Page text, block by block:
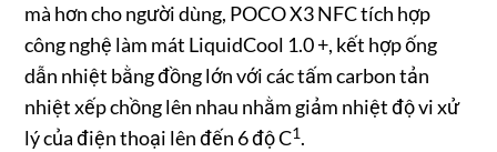
mà hơn cho người dùng, POCO X3 NFC tích hợp
công nghệ làm mát LiquidCool 1.0 +, kết hợp ống
dẫn nhiệt bằng đồng lớn với các tấm carbon tản
nhiệt xếp chồng lên nhau nhằm giảm nhiệt độ vi xử
lý của điện thoại lên đến 6 độ C1.